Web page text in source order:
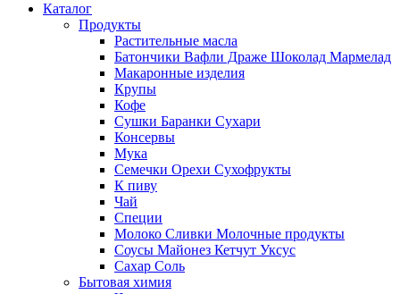
Каталог
Продукты
Растительные масла
Батончики Вафли Драже Шоколад Мармелад
Макаронные изделия
Крупы
Кофе
Сушки Баранки Сухари
Консервы
Мука
Семечки Орехи Сухофрукты
К пиву
Чай
Специи
Молоко Сливки Молочные продукты
Соусы Майонез Кетчут Уксус
Сахар Соль
Бытовая химия